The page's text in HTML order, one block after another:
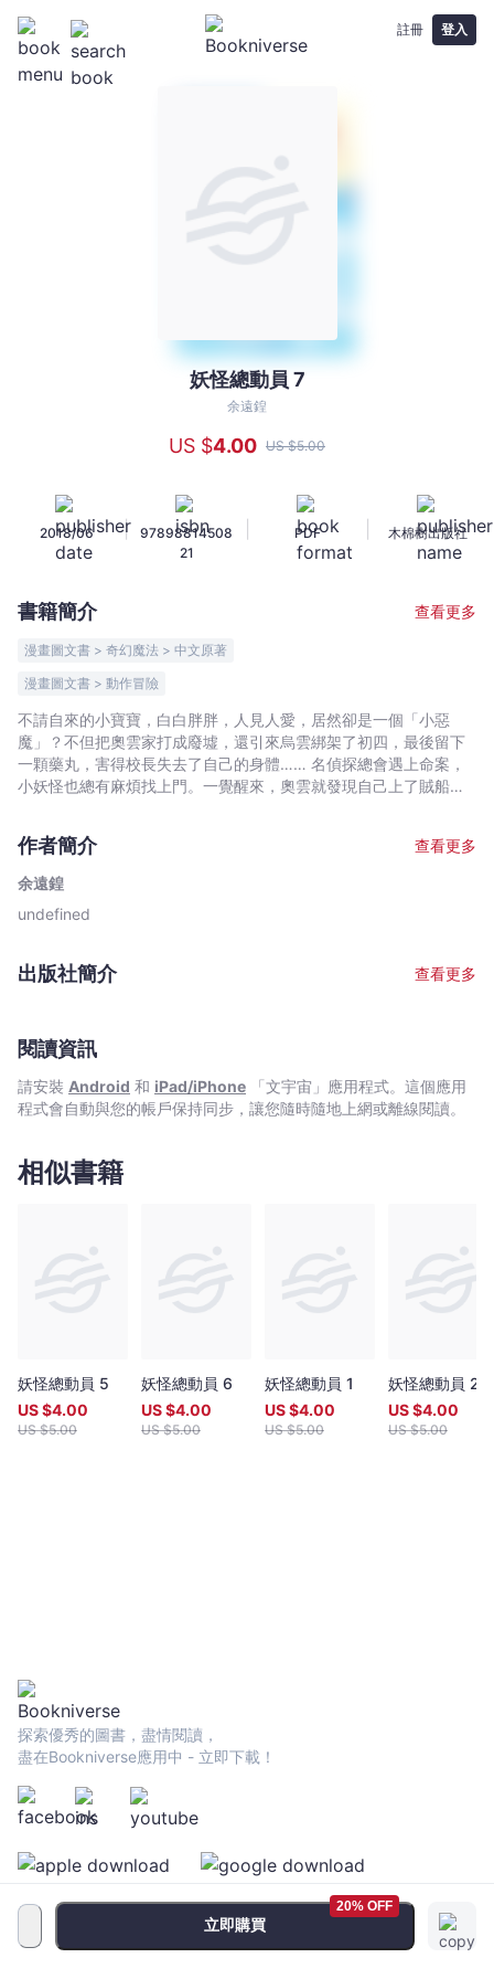
註冊 登入
鍠
-
文
宙
｜
Bookniverse
妖怪總動員 7
余遠鍠
US $4.00 US $5.00
2018/06 |
97898814508
21
PDF 木棉樹出版社
書籍簡介 查看更多
漫畫圖文書 > 奇幻魔法 > 中文原著
漫畫圖文書 > 動作冒險
不請自來的小寶寶，白白胖胖，人見人愛，居然卻是一個「小惡
魔」？不但把奧雲家打成廢墟，還引來烏雲綁架了初四，最後留下
一顆藥丸，害得校長失去了自己的身體…… 名偵探總會遇上命案，
小妖怪也總有麻煩找上門。一覺醒來，奧雲就發現自己上了賊船，
救世界之時，初四也沒有閒著，一路馬不停蹄地視察隨處可見的菜
單招牌，批改錯字週記，決心將錯別字斬草除根！
作者簡介
查看更多
余遠鍠
undefined
出版社簡介 查看更多
閱讀資訊
請安裝 Android 和 iPad/iPhone 「文宇宙」應用程式。這個應用
程式會自動與您的帳戶保持同步，讓您隨時隨地上網或離線閱讀。
相似書籍
妖怪總動員 5
US $4.00
US $5.00
妖怪總動員 6
US $4.00
US $5.00
妖怪總動員 1
US $4.00
US $5.00
妖怪總動員 2
US $4.00
US $5.00
立即購買
20% OFF
探索優秀的圖書，盡情閱讀，
盡在Bookniverse應用中 - 立即下載！